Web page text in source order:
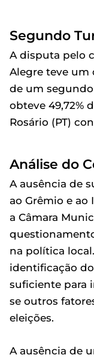
Segundo
A disputa pelo
Alegre teve um
de um
obteve 49,72%
Rosário (PT)
Análise do
A ausência de
ao Grêmio e ao
a Câmara
na política
identificação
suficiente para
se outros
eleições.
A ausência de